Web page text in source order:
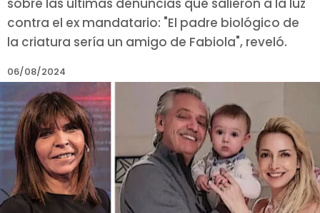
sobre las últimas denuncias que salieron a la luz
contra el ex mandatario: "El padre biológico de
la criatura sería un amigo de Fabiola", reveló.
06/08/2024